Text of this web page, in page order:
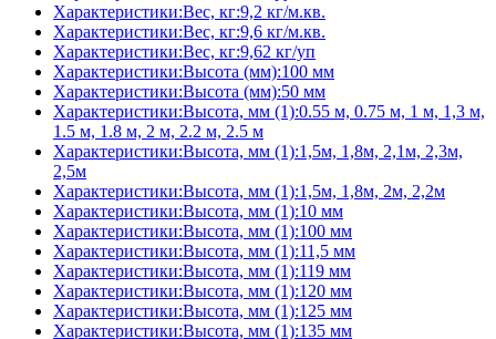
Характеристики:Вес, кг:9,2 кг/м.кв.
Характеристики:Вес, кг:9,6 кг/м.кв.
Характеристики:Вес, кг:9,62 кг/уп
Характеристики:Высота (мм):100 мм
Характеристики:Высота (мм):50 мм
Характеристики:Высота, мм (1):0.55 м, 0.75 м, 1 м, 1,3 м,
1.5 м, 1.8 м, 2 м, 2.2 м, 2.5 м
Характеристики:Высота, мм (1):1,5м, 1,8м, 2,1м, 2,3м,
2,5м
Характеристики:Высота, мм (1):1,5м, 1,8м, 2м, 2,2м
Характеристики:Высота, мм (1):10 мм
Характеристики:Высота, мм (1):100 мм
Характеристики:Высота, мм (1):11,5 мм
Характеристики:Высота, мм (1):119 мм
Характеристики:Высота, мм (1):120 мм
Характеристики:Высота, мм (1):125 мм
Характеристики:Высота, мм (1):135 мм